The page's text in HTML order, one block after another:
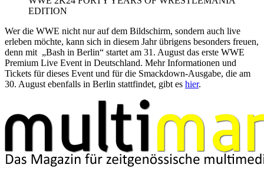
EDITION
Wer die WWE nicht nur auf dem Bildschirm, sondern auch live
erleben möchte, kann sich in diesem Jahr übrigens besonders freuen,
denn mit „Bash in Berlin“ startet am 31. August das erste WWE
Premium Live Event in Deutschland. Mehr Informationen und
Tickets für dieses Event und für die Smackdown-Ausgabe, die am
30. August ebenfalls in Berlin stattfindet, gibt es hier.